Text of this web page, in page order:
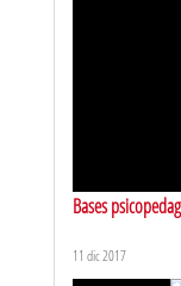
Bases
11 dic 2017